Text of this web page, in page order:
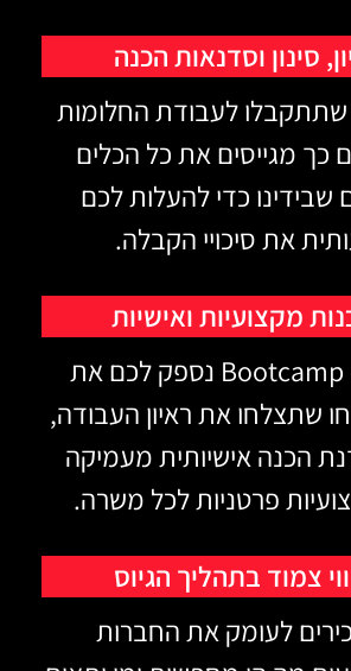
סינון וסדנאות הכנה
שתתקבלו לעבודת החלומות
כך מגייסים את כל הכלים
שבידינו כדי להעלות לכם
את סיכויי הקבלה.
מקצועיות ואישיות
במהלך ה– Bootcamp נספק לכם את
שתצלחו את ראיון העבודה,
הכנה אישיותית מעמיקה
פרטניות לכל משרה.
צמוד בתהליך הגיוס
לעומק את החברות